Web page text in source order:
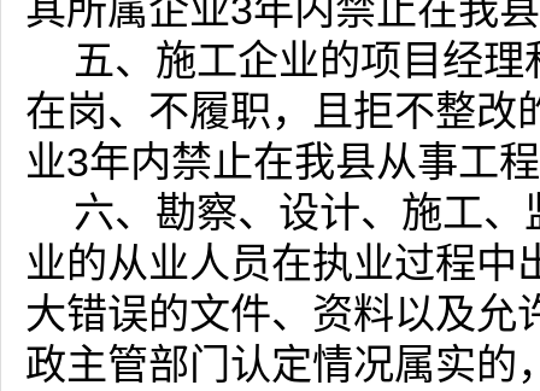
其所属企业3年内禁止在我
五、施工企业的项目经
在岗、不履职，且拒不整改
业3年内禁止在我县从事工
六、勘察、设计、施工
业的从业人员在执业过程中
大错误的文件、资料以及允
政主管部门认定情况属实的